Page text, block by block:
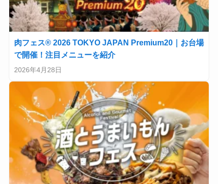
肉フェス® 2026 TOKYO JAPAN Premium20｜お台場
で開催！注目メニューを紹介
2026年4月28日